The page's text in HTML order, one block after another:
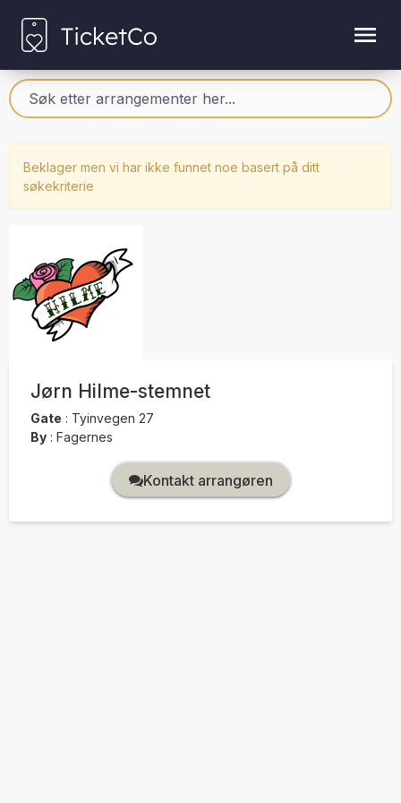
Beklager men vi har ikke funnet noe basert på ditt
søkekriterie
Jørn Hilme-stemnet
Gate : Tyinvegen 27
By : Fagernes
Kontakt arrangøren